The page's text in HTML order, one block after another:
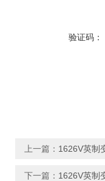
验证码：
上一篇： 1626V英制
下一篇： 1626V英制